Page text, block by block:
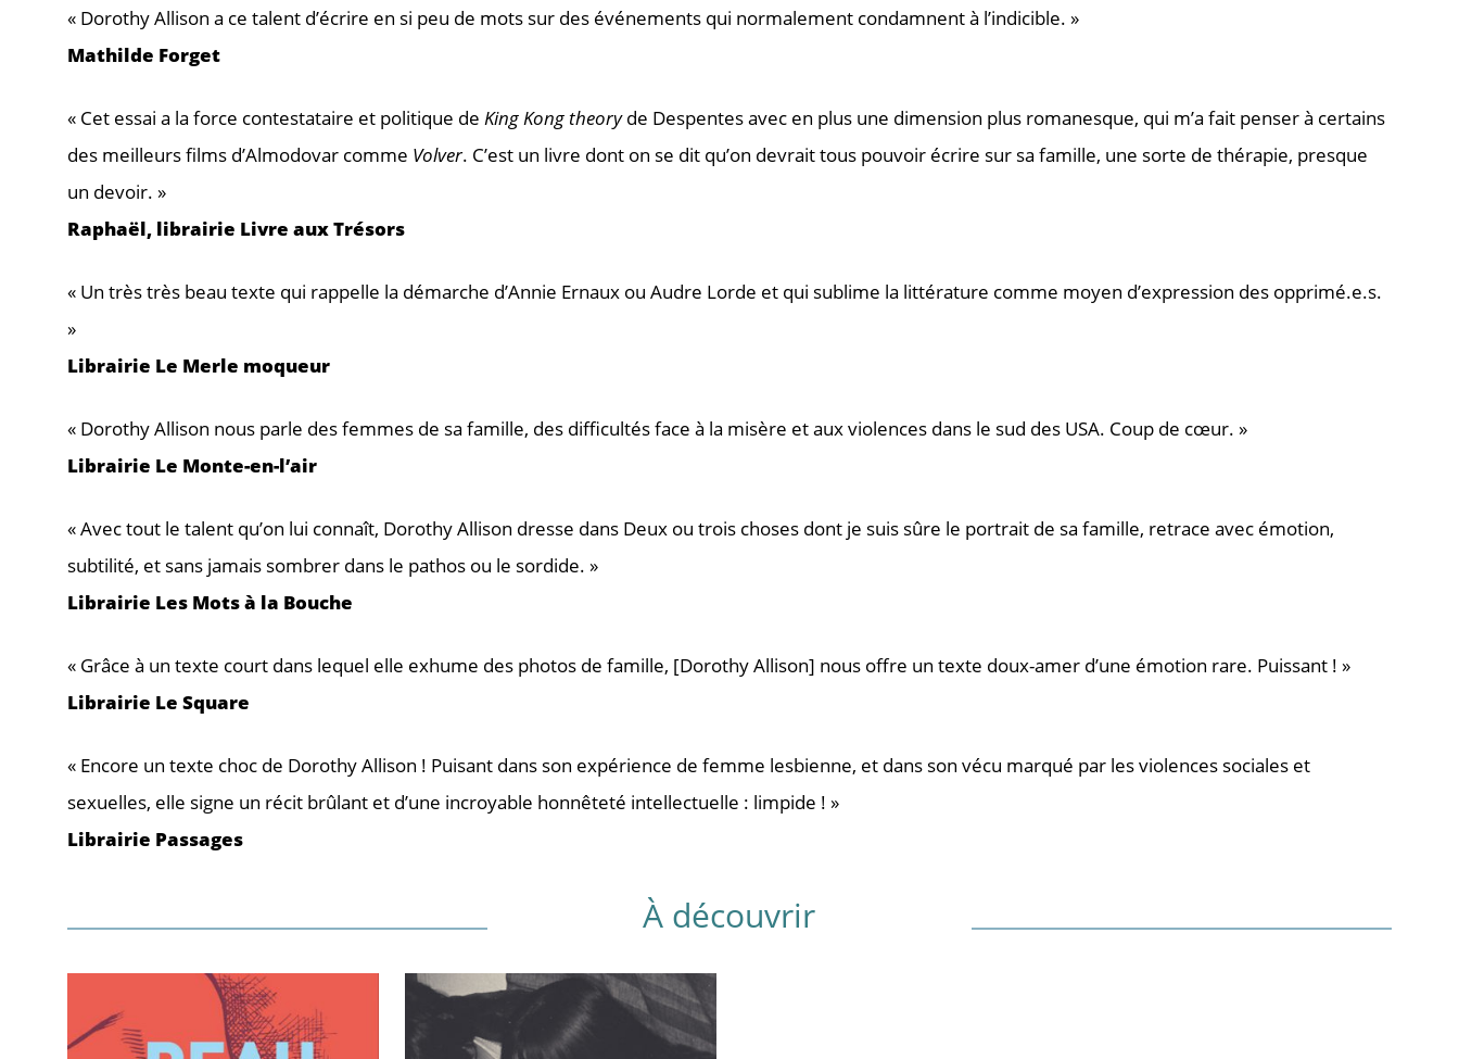
« Dorothy Allison a ce talent d’écrire en si peu de mots sur des événements qui normalement condamnent à l’indicible. »
Mathilde Forget
« Cet essai a la force contestataire et politique de King Kong theoryde Despentes avec en plus une dimension plus romanesque, qui m’a fait penser à certains
des meilleurs films d’Almodovar comme Volver. C’est un livre dont on se dit qu’on devrait tous pouvoir écrire sur sa famille, une sorte de thérapie, presque
un devoir. »
Raphaël, librairie Livre aux Trésors
« Un très très beau texte qui rappelle la démarche d’Annie Ernaux ou Audre Lorde et qui sublime la littérature comme moyen d’expression des opprimé.e.s.
»
Librairie Le Merle moqueur
« Dorothy Allison nous parle des femmes de sa famille, des difficultés face à la misère et aux violences dans le sud des USA. Coup de cœur. »
Librairie Le Monte-en-l’air
« Avec tout le talent qu’on lui connaît, Dorothy Allison dresse dans Deux ou trois choses dont je suis sûre le portrait de sa famille, retrace avec émotion,
subtilité, et sans jamais sombrer dans le pathos ou le sordide. »
Librairie Les Mots à la Bouche
« Grâce à un texte court dans lequel elle exhume des photos de famille, [Dorothy Allison] nous offre un texte doux-amer d’une émotion rare. Puissant ! »
Librairie Le Square
« Encore un texte choc de Dorothy Allison ! Puisant dans son expérience de femme lesbienne, et dans son vécu marqué par les violences sociales et
sexuelles, elle signe un récit brûlant et d’une incroyable honnêteté intellectuelle : limpide ! »
Librairie Passages
À découvrir